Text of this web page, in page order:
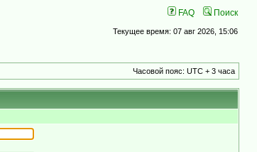
FAQ Поиск
Текущее время: 07 авг 2026, 15:06
Часовой пояс: UTC + 3 часа